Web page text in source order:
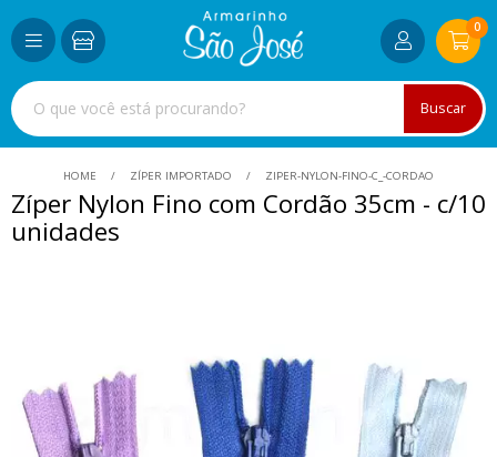
Buscar
0
HOME ZÍPER IMPORTADO ZIPER-NYLON-FINO-C_-CORDAO
Zíper Nylon Fino com Cordão 35cm - c/10
unidades